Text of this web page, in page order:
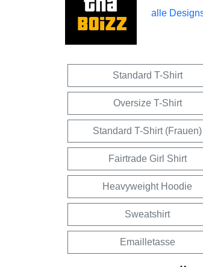
alle
Standard T-Shirt
Oversize T-Shirt
Standard T-Shirt (Frauen)
Fairtrade Girl Shirt
Heavyweight Hoodie
Sweatshirt
Emailletasse